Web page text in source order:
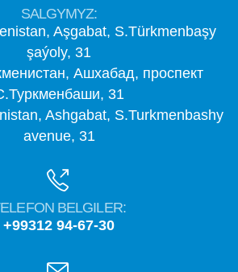
SALGYMYZ:
Aşgabat, S.Türkmenbaşy
şaýoly, 31
Ашхабад, проспект
31
Ashgabat, S.Turkmenbashy
avenue, 31
BELGILER:
+99312 94-67-30